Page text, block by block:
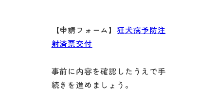
【申請フォーム】 狂犬病予防注
射済票交付
事前に内容を確認したうえで手
続きを進めましょう。